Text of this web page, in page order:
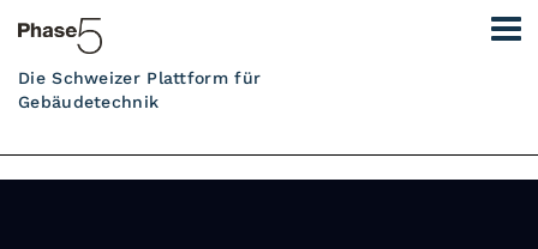
Die Schweizer Plattform für
Gebäudetechnik